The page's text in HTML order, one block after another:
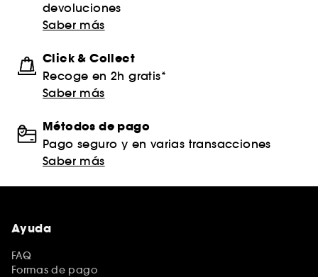
devoluciones
Saber más
Click & Collect
Recoge en 2h gratis*
Saber más
Métodos de pago
Pago seguro y en varias transacciones
Saber más
Ayuda
FAQ
Formas de pago